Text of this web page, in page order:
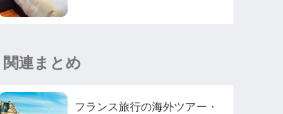
関連まとめ
フランス旅行の海外ツアー・